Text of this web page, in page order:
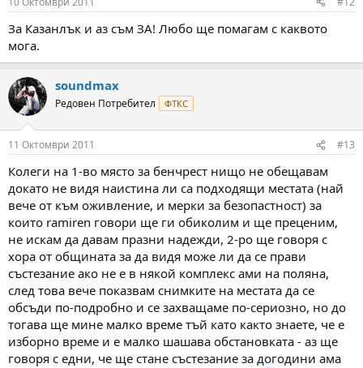
За Казанлък и аз съм ЗА! Любо ще помагам с каквото
мога.
soundmax
Редовен Потребител ФТКС
11 Октомври 2011 #13
Колеги на 1-во място за бенчрест нищо не обещавам
докато не видя наистина ли са подходящи местата (най
вече от към оживление, и мерки за безопастност) за
които ramiren говори ще ги обиколим и ще преценим,
не искам да давам празни надежди, 2-ро ще говоря с
хора от общината за да видя може ли да се прави
състезание ако не е в някой комплекс ами на поляна,
след това вече показвам снимките на местата да се
обсъди по-подробно и се захващаме по-сериозно, но до
тогава ще мине малко време тъй като както знаете, че е
изборно време и е малко шашава обстановката - аз ще
говоря с едни, че ще стане състезание за догодини ама